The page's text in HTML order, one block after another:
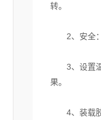
转。
2、安全：
3、设置温
果。
4、装载胶